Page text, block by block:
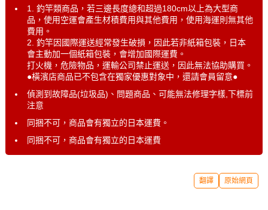
1. 釣竿類商品，若三邊長度總和超過180cm以上為大型商
品，使用空運會產生材積費用與其他費用，使用海運則無其他
費用。
2. 釣竿因國際運送經常發生破損，因此若非紙箱包裝，日本
會主動加一個紙箱包裝，會增加國際運費。
打火機，危險物品，運輸公司禁止運送，因此無法協助購買。
●橫濱店商品已不包含在獨家優惠對象中，還請會員留意●
偵測到故障品(垃圾品)、問題商品、可能無法修理字樣,下標前
注意
同捆不可，商品會有獨立的日本運費。
同捆不可，商品會有獨立的日本運費
翻譯 原始網頁